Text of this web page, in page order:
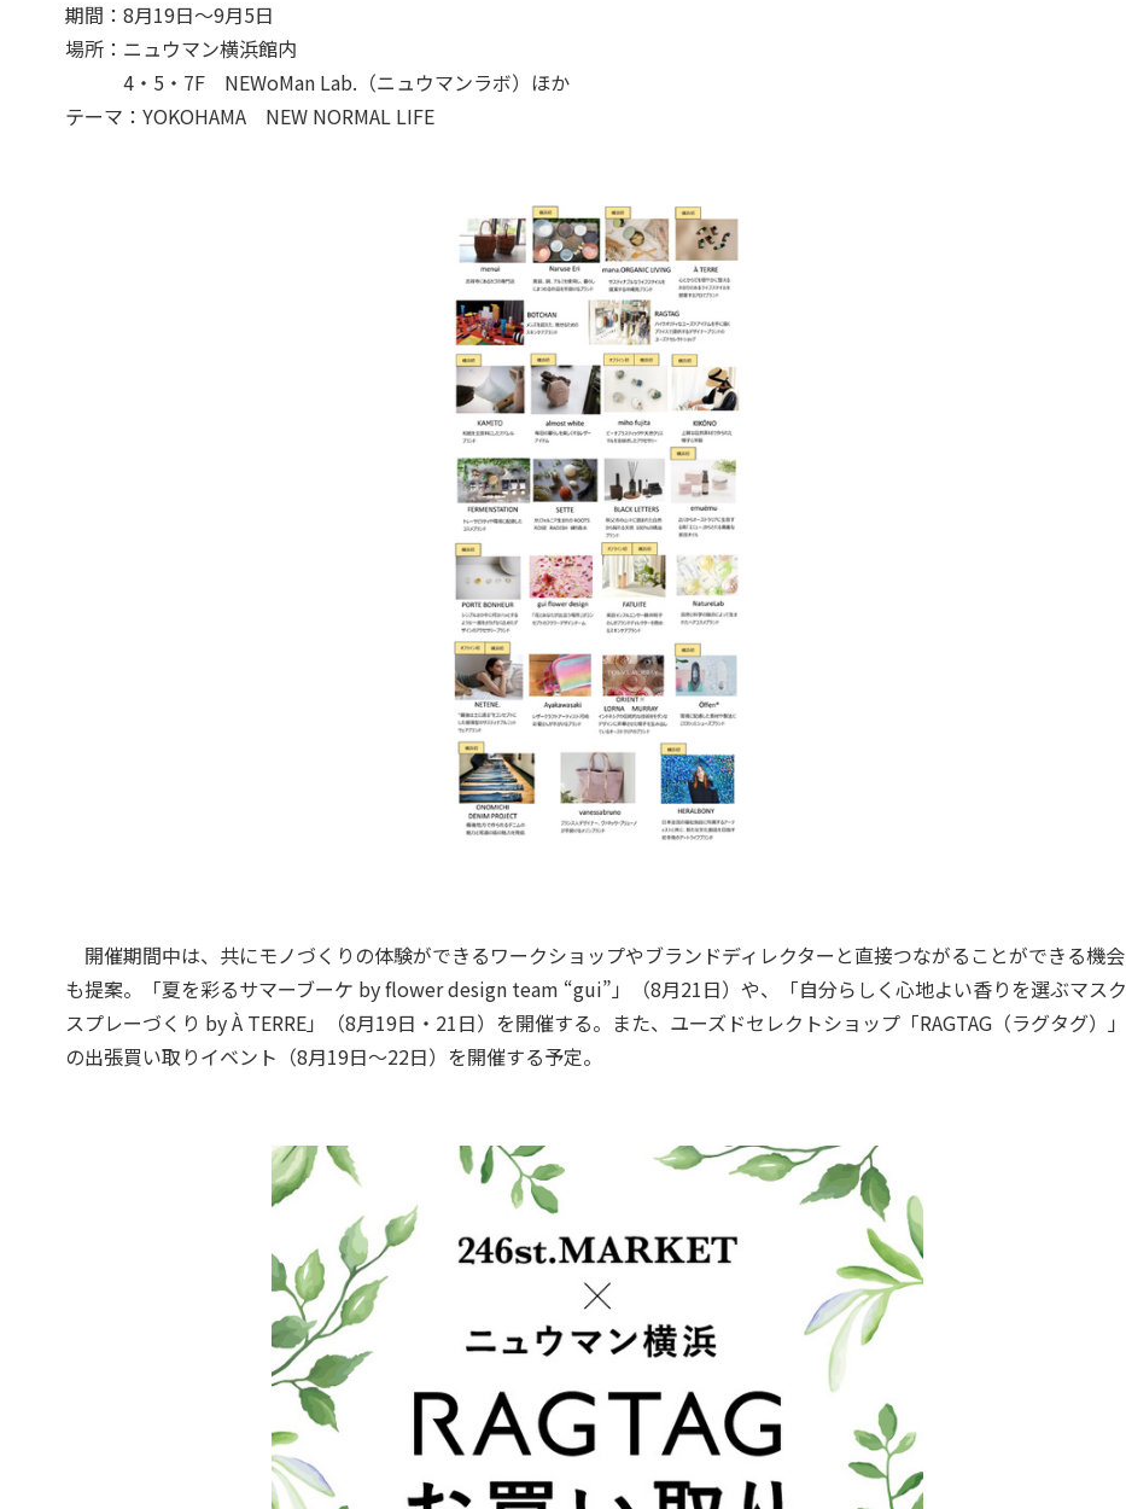
期間：8月19日～9月5日
場所：ニュウマン横浜館内
4・5・7F NEWoMan Lab.（ニュウマンラボ）ほか
テーマ：YOKOHAMA NEW NORMAL LIFE
開催期間中は、共にモノづくりの体験ができるワークショップやブランドディレクターと直接つながることができる機会
も提案。「夏を彩るサマーブーケ by flower design team “gui”」（8月21日）や、「自分らしく心地よい香りを選ぶマスク
スプレーづくり by À TERRE」（8月19日・21日）を開催する。また、ユーズドセレクトショップ「RAGTAG（ラグタグ）」
の出張買い取りイベント（8月19日～22日）を開催する予定。